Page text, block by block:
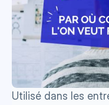
Utilisé dans les